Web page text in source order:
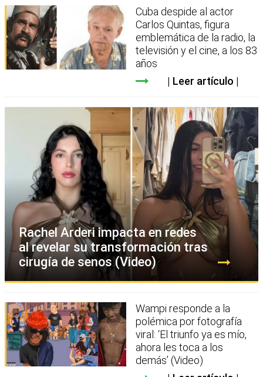
Cuba despide al actor
Carlos Quintas, figura
emblemática de la radio, la
televisión y el cine, a los 83
años
Leer artículo
Rachel Arderi impacta en redes
al revelar su transformación tras
cirugía de senos (Video)
Wampi responde a la
polémica por fotografía
viral: ‘El triunfo ya es mío,
ahora les toca a los
demás’ (Video)